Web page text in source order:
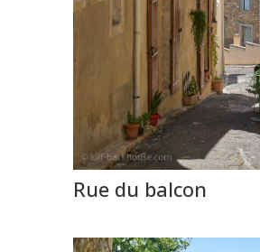
Rue du balcon